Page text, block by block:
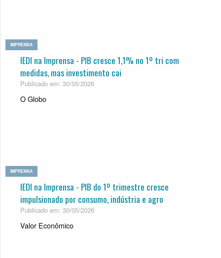
IMPRENSA
IEDI na Imprensa - PIB cresce 1,1% no 1º tri com
medi­das, mas inves­ti­mento cai
Publicado em: 30/05/2026
O Globo
IMPRENSA
IEDI na Imprensa - PIB do 1º trimestre cresce
impulsionado por consumo, indústria e agro
Publicado em: 30/05/2026
Valor Econômico